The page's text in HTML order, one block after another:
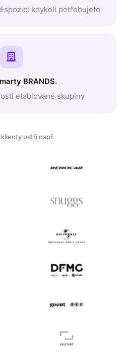
kdykoli potřebujete
BRANDS.
etablované skupiny
patří např.